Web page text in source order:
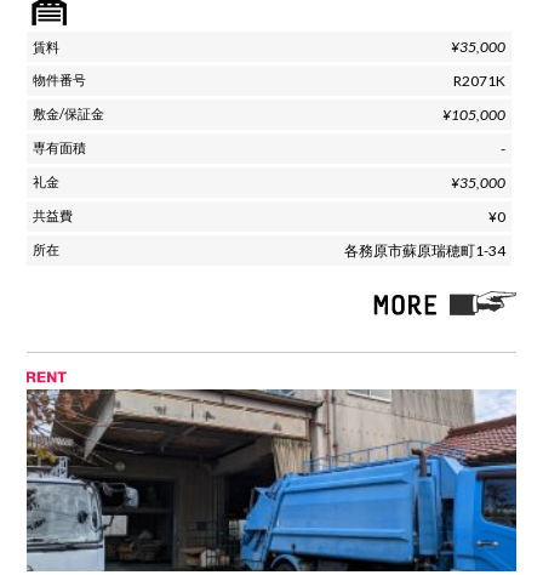
¥35,000
R2071K
¥105,000
-
¥35,000
¥0
各務原市蘇原瑞穂町1-34